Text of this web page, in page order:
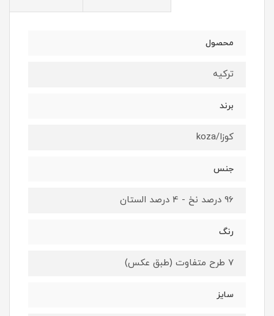
محصول
ترکیه
برند
کوزا/koza
جنس
96 درصد نخ - 4 درصد الستان
رنگ
7 طرح متفاوت (طبق عکس)
سایز